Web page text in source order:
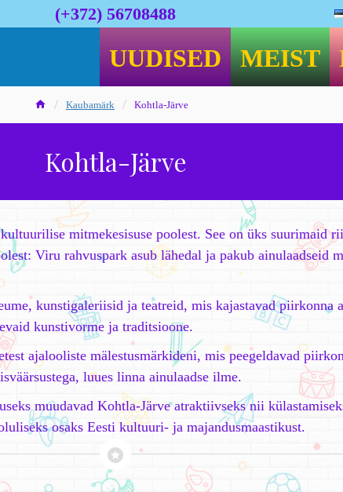
(+372) 56708488
UUDISED MEIST
Kaubamärk Kohtla-Järve
Kohtla-Järve
mitmekesisuse poolest. See on üks suurimaid
Viru rahvuspark asub lähedal ja pakub ainulaadseid
kunstigaleriisid ja teatreid, mis kajastavad
kunstivorme ja traditsioone.
ajalooliste mälestusmärkideni, mis peegeldavad
luues linna ainulaadse ilme.
muudavad Kohtla-Järve atraktiivseks nii
osaks Eesti kultuuri- ja majandusmaastikust.